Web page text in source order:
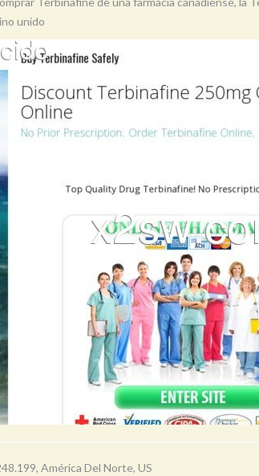
unido
América Del Norte, US